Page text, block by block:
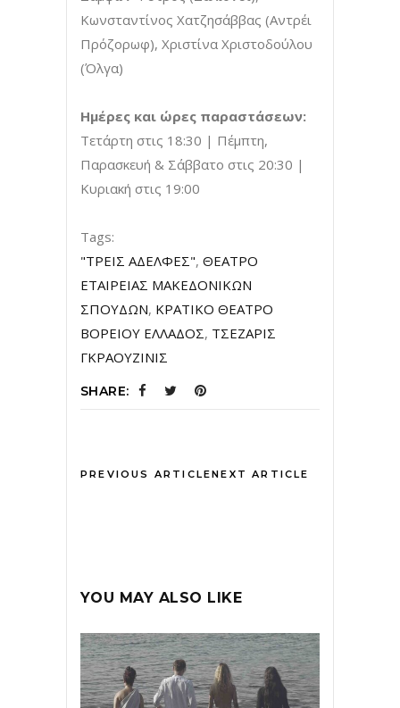
Κωνσταντίνος Χατζησάββας (Αντρέι
Πρόζορωφ), Χριστίνα Χριστοδούλου
(Όλγα)
Ημέρες και ώρες παραστάσεων:
Τετάρτη στις 18:30 | Πέμπτη,
Παρασκευή & Σάββατο στις 20:30 |
Κυριακή στις 19:00
Tags:
"ΤΡΕΙΣ ΑΔΕΛΦΕΣ", ΘΕΑΤΡΟ
ΕΤΑΙΡΕΙΑΣ ΜΑΚΕΔΟΝΙΚΩΝ
ΣΠΟΥΔΩΝ, ΚΡΑΤΙΚΟ ΘΕΑΤΡΟ
ΒΟΡΕΙΟΥ ΕΛΛΑΔΟΣ, ΤΣΕΖΑΡΙΣ
ΓΚΡΑΟΥΖΙΝΙΣ
SHARE:
PREVIOUS ARTICLENEXT ARTICLE
YOU MAY ALSO LIKE